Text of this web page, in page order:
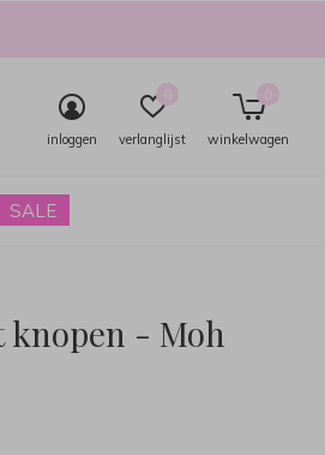
SALE
inloggen verlanglijst
0
winkelwagen
0
knopen - Moh